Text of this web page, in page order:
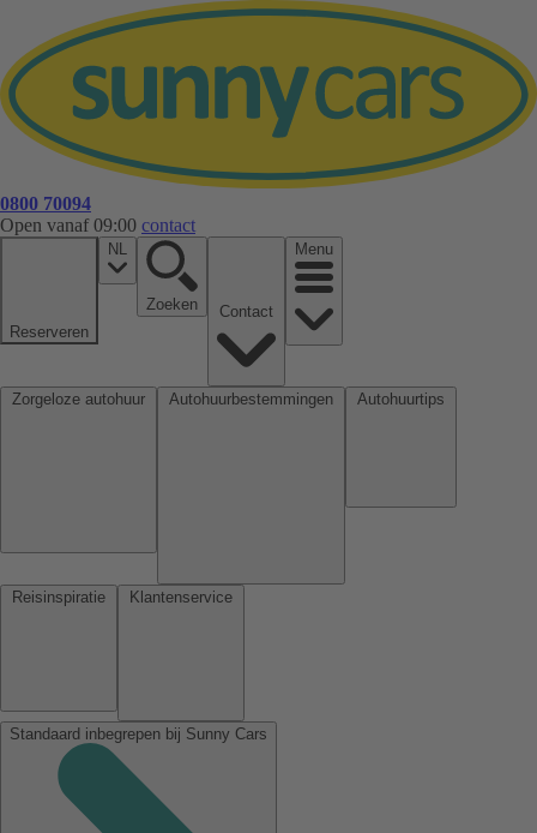
0800 70094
Open vanaf 09:00 contact
Reserveren
NL
Zoeken
Menu
Standaard inbegrepen bij Sunny Cars